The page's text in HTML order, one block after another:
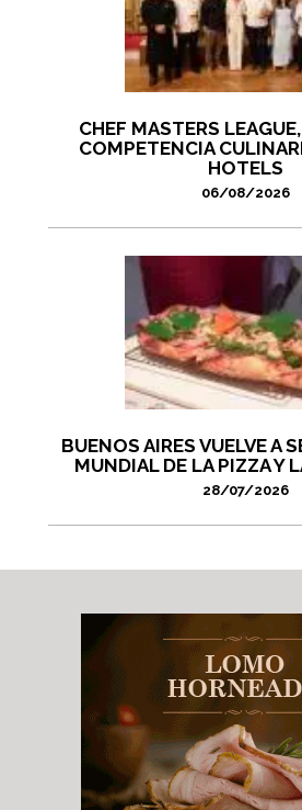
CHEF MASTERS
COMPETENCIA
HOTELS
06/08/2026
BUENOS AIRES VUELVE A
MUNDIAL DE LA PIZZA Y
28/07/2026